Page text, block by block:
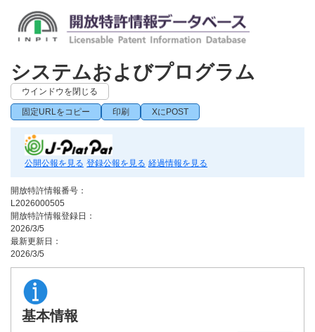
システムおよびプログラム
ウインドウを閉じる
固定URLをコピー 印刷 XにPOST
公開公報を見る 登録公報を見る 経過情報を見る
開放特許情報番号：
L2026000505
開放特許情報登録日：
2026/3/5
最新更新日：
2026/3/5
基本情報